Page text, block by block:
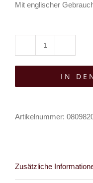
Mit englischer
Manic
Panic
IN
Artikelnummer:
Zusätzliche